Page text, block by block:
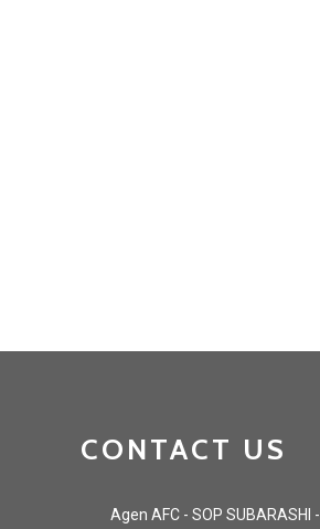
CONTACT US
Agen AFC - SOP SUBARASHI -